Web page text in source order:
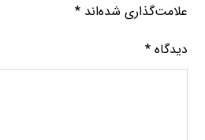
علامت‌گذاری شده‌اند*
دیدگاه*